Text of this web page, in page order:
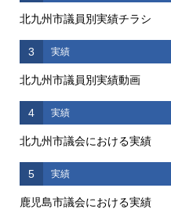
北九州市議員別実績チラシ
3 実績
北九州市議員別実績動画
4 実績
北九州市議会における実績
5 実績
鹿児島市議会における実績